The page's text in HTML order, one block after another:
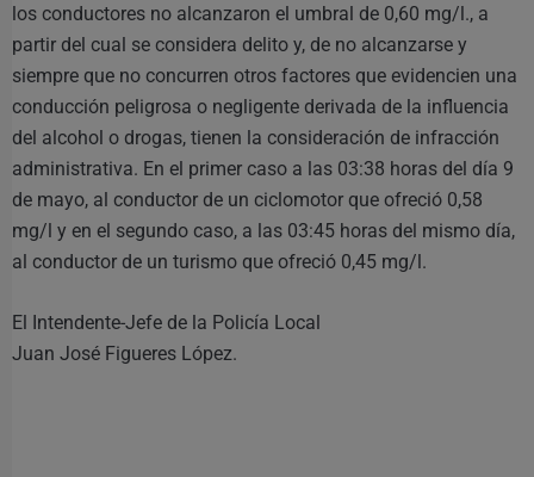
los conductores no alcanzaron el umbral de 0,60 mg/l., a
partir del cual se considera delito y, de no alcanzarse y
siempre que no concurren otros factores que evidencien una
conducción peligrosa o negligente derivada de la influencia
del alcohol o drogas, tienen la consideración de infracción
administrativa. En el primer caso a las 03:38 horas del día 9
de mayo, al conductor de un ciclomotor que ofreció 0,58
mg/l y en el segundo caso, a las 03:45 horas del mismo día,
al conductor de un turismo que ofreció 0,45 mg/l.
El Intendente-Jefe de la Policía Local
Juan José Figueres López.